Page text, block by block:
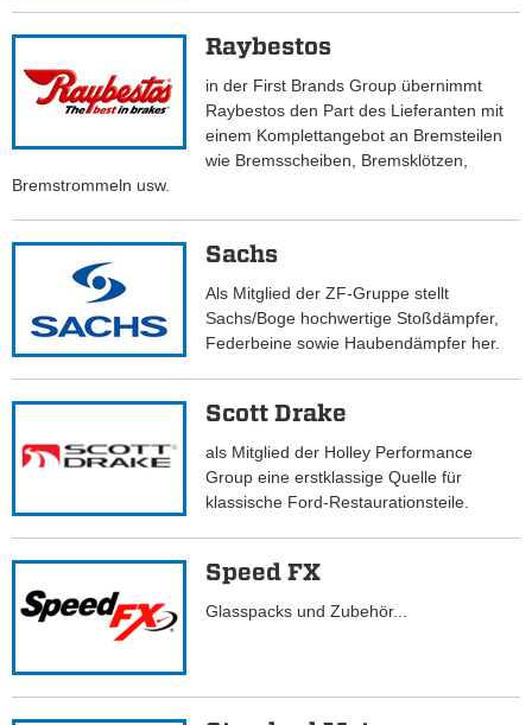
Raybestos
in der First Brands Group übernimmt
Raybestos den Part des Lieferanten mit
einem Komplettangebot an Bremsteilen
wie Bremsscheiben, Bremsklötzen,
Bremstrommeln usw.
Sachs
Als Mitglied der ZF-Gruppe stellt
Sachs/Boge hochwertige Stoßdämpfer,
Federbeine sowie Haubendämpfer her.
Scott Drake
als Mitglied der Holley Performance
Group eine erstklassige Quelle für
klassische Ford-Restaurationsteile.
Speed FX
Glasspacks und Zubehör...